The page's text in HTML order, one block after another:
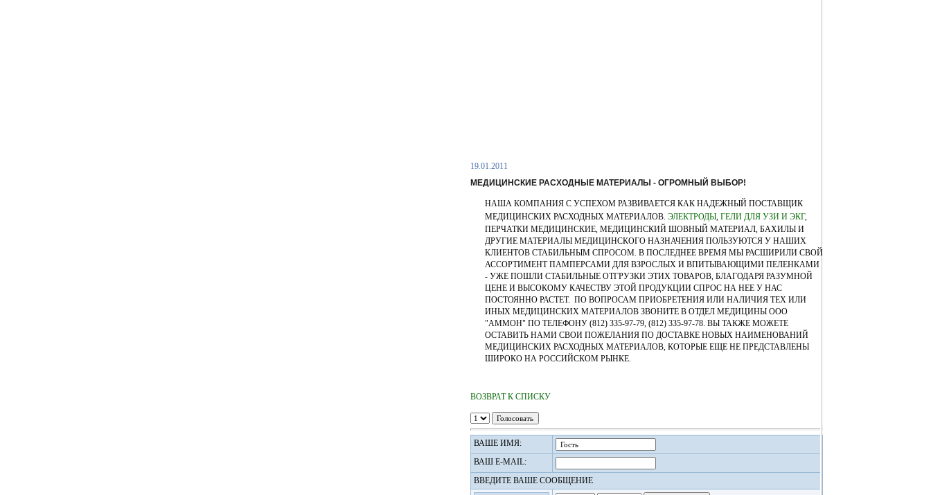
19.01.2011
МЕДИЦИНСКИЕ РАСХОДНЫЕ МАТЕРИАЛЫ - ОГРОМНЫЙ ВЫБОР!
НАША КОМПАНИЯ С УСПЕХОМ РАЗВИВАЕТСЯ КАК НАДЕЖНЫЙ ПОСТАВЩИК
МЕДИЦИНСКИХ РАСХОДНЫХ МАТЕРИАЛОВ. ЭЛЕКТРОДЫ, ГЕЛИ ДЛЯ УЗИ И ЭКГ,
ПЕРЧАТКИ МЕДИЦИНСКИЕ, МЕДИЦИНСКИЙ ШОВНЫЙ МАТЕРИАЛ, БАХИЛЫ И
ДРУГИЕ МАТЕРИАЛЫ МЕДИЦИНСКОГО НАЗНАЧЕНИЯ ПОЛЬЗУЮТСЯ У НАШИХ
КЛИЕНТОВ СТАБИЛЬНЫМ СПРОСОМ. В ПОСЛЕДНЕЕ ВРЕМЯ МЫ РАСШИРИЛИ СВОЙ
АССОРТИМЕНТ ПАМПЕРСАМИ ДЛЯ ВЗРОСЛЫХ И ВПИТЫВАЮЩИМИ ПЕЛЕНКАМИ
- УЖЕ ПОШЛИ СТАБИЛЬНЫЕ ОТГРУЗКИ ЭТИХ ТОВАРОВ, БЛАГОДАРЯ РАЗУМНОЙ
ЦЕНЕ И ВЫСОКОМУ КАЧЕСТВУ ЭТОЙ ПРОДУКЦИИ СПРОС НА НЕЕ У НАС
ПОСТОЯННО РАСТЕТ. ПО ВОПРОСАМ ПРИОБРЕТЕНИЯ ИЛИ НАЛИЧИЯ ТЕХ ИЛИ
ИНЫХ МЕДИЦИНСКИХ МАТЕРИАЛОВ ЗВОНИТЕ В ОТДЕЛ МЕДИЦИНЫ ООО
"АММОН" ПО ТЕЛЕФОНУ (812) 335-97-79, (812) 335-97-78. ВЫ ТАКЖЕ МОЖЕТЕ
ОСТАВИТЬ НАМИ СВОИ ПОЖЕЛАНИЯ ПО ДОСТАВКЕ НОВЫХ НАИМЕНОВАНИЙ
МЕДИЦИНСКИХ РАСХОДНЫХ МАТЕРИАЛОВ, КОТОРЫЕ ЕЩЕ НЕ ПРЕДСТАВЛЕНЫ
ШИРОКО НА РОССИЙСКОМ РЫНКЕ.
ВОЗВРАТ К СПИСКУ
ВАШЕ ИМЯ:
ВАШ E-MAIL:
ВВЕДИТЕ ВАШЕ СООБЩЕНИЕ